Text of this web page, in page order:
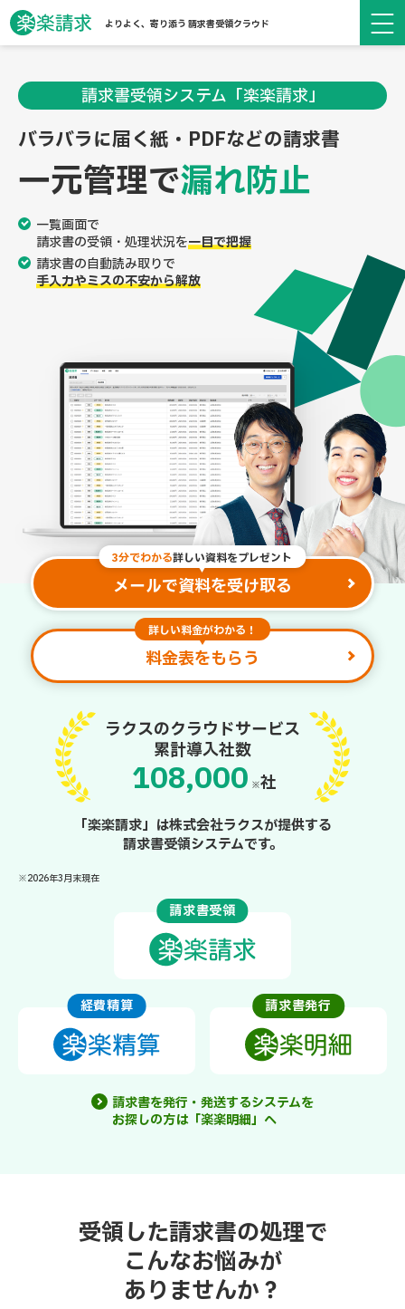
よりよく、寄り添う 請求書受領クラウド
請求書受領システム「楽楽請求」
バラバラに届く紙・PDFなどの請求書
一元管理で漏れ防止
一覧画面で
請求書の受領・処理状況を一目で把握
請求書の自動読み取りで
手入力やミスの不安から解放
3分でわかる詳しい資料をプレゼント
メールで資料を受け取る
詳しい料金がわかる！
料金表をもらう
ラクスのクラウドサービス
累計導入社数
108,000 ※社
「楽楽請求」は株式会社ラクスが提供する
請求書受領システムです。
※2026年3月末現在
請求書受領
経費精算 請求書発行
請求書を発行・発送するシステムを
お探しの方は「楽楽明細」へ
受領した請求書の処理で
こんなお悩みが
ありませんか？